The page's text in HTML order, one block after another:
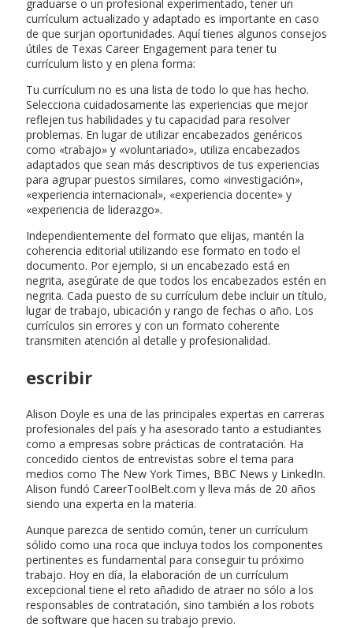
graduarse o un profesional experimentado, tener un
currículum actualizado y adaptado es importante en caso
de que surjan oportunidades. Aquí tienes algunos consejos
útiles de Texas Career Engagement para tener tu
currículum listo y en plena forma:
Tu currículum no es una lista de todo lo que has hecho.
Selecciona cuidadosamente las experiencias que mejor
reflejen tus habilidades y tu capacidad para resolver
problemas. En lugar de utilizar encabezados genéricos
como «trabajo» y «voluntariado», utiliza encabezados
adaptados que sean más descriptivos de tus experiencias
para agrupar puestos similares, como «investigación»,
«experiencia internacional», «experiencia docente» y
«experiencia de liderazgo».
Independientemente del formato que elijas, mantén la
coherencia editorial utilizando ese formato en todo el
documento. Por ejemplo, si un encabezado está en
negrita, asegúrate de que todos los encabezados estén en
negrita. Cada puesto de su currículum debe incluir un título,
lugar de trabajo, ubicación y rango de fechas o año. Los
currículos sin errores y con un formato coherente
transmiten atención al detalle y profesionalidad.
escribir
Alison Doyle es una de las principales expertas en carreras
profesionales del país y ha asesorado tanto a estudiantes
como a empresas sobre prácticas de contratación. Ha
concedido cientos de entrevistas sobre el tema para
medios como The New York Times, BBC News y LinkedIn.
Alison fundó CareerToolBelt.com y lleva más de 20 años
siendo una experta en la materia.
Aunque parezca de sentido común, tener un currículum
sólido como una roca que incluya todos los componentes
pertinentes es fundamental para conseguir tu próximo
trabajo. Hoy en día, la elaboración de un currículum
excepcional tiene el reto añadido de atraer no sólo a los
responsables de contratación, sino también a los robots
de software que hacen su trabajo previo.